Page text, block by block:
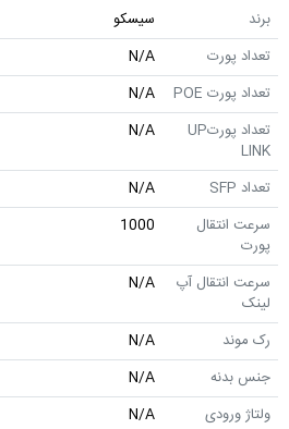
برند
سیسکو
تعداد پورت
N/A
تعداد پورت POE
N/A
تعداد پورتUP
LINK
N/A
تعداد SFP
N/A
سرعت انتقال
پورت
1000
سرعت انتقال آپ
لینک
N/A
رک موند
N/A
جنس بدنه
N/A
ولتاژ ورودی
N/A